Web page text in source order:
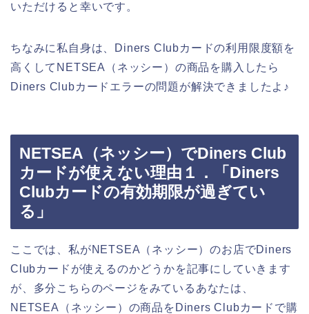
いただけると幸いです。
ちなみに私自身は、Diners Clubカードの利用限度額を
高くしてNETSEA（ネッシー）の商品を購入したら
Diners Clubカードエラーの問題が解決できましたよ♪
NETSEA（ネッシー）でDiners Club
カードが使えない理由１．「Diners
Clubカードの有効期限が過ぎてい
る」
ここでは、私がNETSEA（ネッシー）のお店でDiners
Clubカードが使えるのかどうかを記事にしていきます
が、多分こちらのページをみているあなたは、
NETSEA（ネッシー）の商品をDiners Clubカードで購